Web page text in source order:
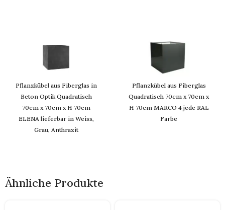
Pflanzkübel aus Fiberglas in
Beton Optik Quadratisch
70cm x 70cm x H 70cm
ELENA lieferbar in Weiss,
Grau, Anthrazit
Pflanzkübel aus Fiberglas
Quadratisch 70cm x 70cm x
H 70cm MARCO 4 jede RAL
Farbe
Ähnliche Produkte